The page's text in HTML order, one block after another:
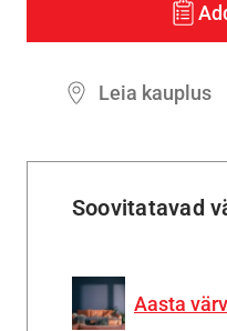
Leia kauplus
Soovitatavad
Aasta